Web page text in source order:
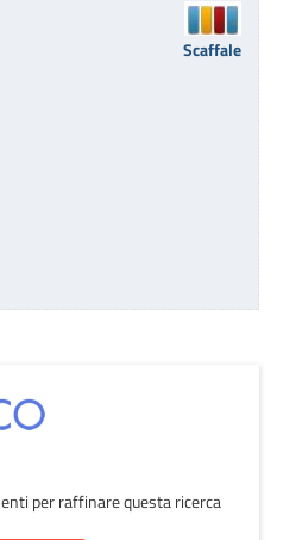
Scaffale
per raffinare questa ricerca